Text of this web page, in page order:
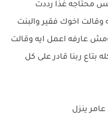
محتاجه غذا رددت
اخوك فقير والبنت
عارفه اعمل ايه وقالت
ربنا قادر على كل
ينزل